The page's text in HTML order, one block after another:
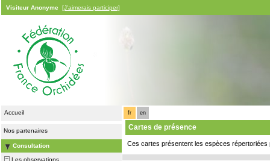
Visiteur Anonyme [J'aimerais participer]
Accueil
Nos partenaires
Consultation
Les observations
fr en
Cartes de présence
Ces cartes présentent les espèces répertoriées